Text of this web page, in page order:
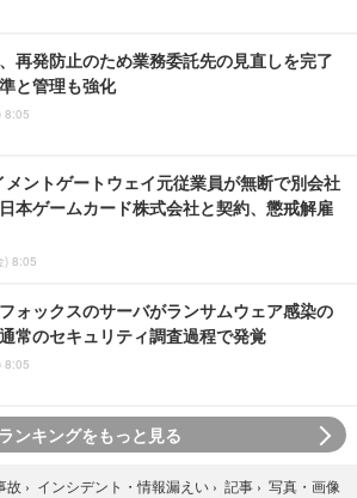
再発防止のため業務委託先の見直しを完了
と管理も強化
8:05
メントゲートウェイ元従業員が無断で別会社
本ゲームカード株式会社と契約、懲戒解雇
) 8:05
ォックスのサーバがランサムウェア感染の
常のセキュリティ調査過程で発覚
8:05
ランキングをもっと見る
故 › インシデント・情報漏えい › 記事 › 写真・画像